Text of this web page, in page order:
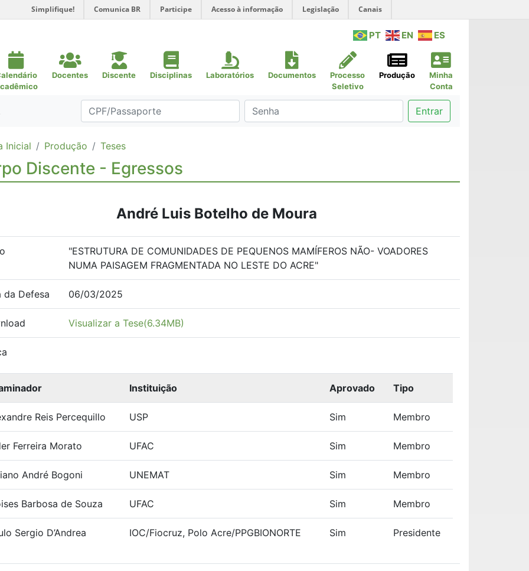
Simplifique! Comunica BR Participe Acesso à informação Legislação Canais
PT EN ES
Docentes Discente Disciplinas Laboratórios Documentos
Processo
Seletivo
Produção
Minha
Conta
Entrar
Inicial Produção Teses
Discente - Egressos
André Luis Botelho de Moura
"ESTRUTURA DE COMUNIDADES DE PEQUENOS MAMÍFEROS NÃO- VOADORES
NUMA PAISAGEM FRAGMENTADA NO LESTE DO ACRE"
da Defesa 06/03/2025
Visualizar a Tese(6.34MB)
Instituição Aprovado Tipo
Reis Percequillo USP Sim Membro
Ferreira Morato UFAC Sim Membro
André Bogoni UNEMAT Sim Membro
Barbosa de Souza UFAC Sim Membro
Sergio D’Andrea IOC/Fiocruz, Polo Acre/PPGBIONORTE Sim Presidente